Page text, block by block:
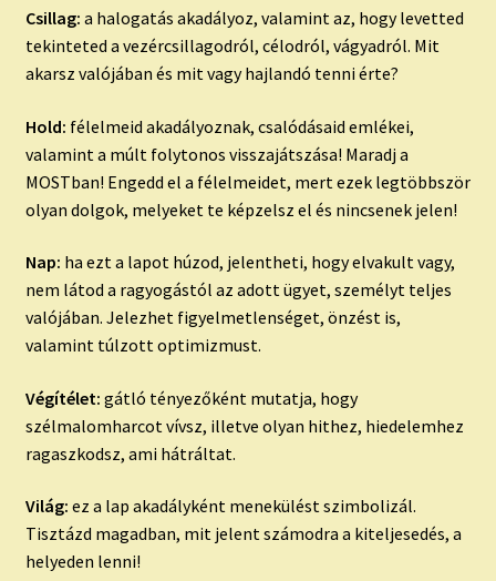
Csillag: a halogatás akadályoz, valamint az, hogy levetted
tekinteted a vezércsillagodról, célodról, vágyadról. Mit
akarsz valójában és mit vagy hajlandó tenni érte?
Hold: félelmeid akadályoznak, csalódásaid emlékei,
valamint a múlt folytonos visszajátszása! Maradj a
MOSTban! Engedd el a félelmeidet, mert ezek legtöbbször
olyan dolgok, melyeket te képzelsz el és nincsenek jelen!
Nap: ha ezt a lapot húzod, jelentheti, hogy elvakult vagy,
nem látod a ragyogástól az adott ügyet, személyt teljes
valójában. Jelezhet figyelmetlenséget, önzést is,
valamint túlzott optimizmust.
Végítélet: gátló tényezőként mutatja, hogy
szélmalomharcot vívsz, illetve olyan hithez, hiedelemhez
ragaszkodsz, ami hátráltat.
Világ: ez a lap akadályként menekülést szimbolizál.
Tisztázd magadban, mit jelent számodra a kiteljesedés, a
helyeden lenni!